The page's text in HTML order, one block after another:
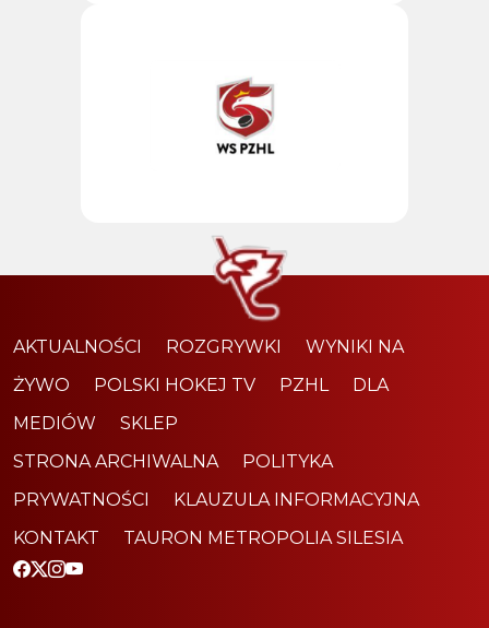
AKTUALNOŚCI ROZGRYWKI
WYNIKI NA
ŻYWO
POLSKI HOKEJ TV PZHL
DLA
MEDIÓW
SKLEP
STRONA ARCHIWALNA
POLITYKA
PRYWATNOŚCI
KLAUZULA INFORMACYJNA
KONTAKT
TAURON METROPOLIA SILESIA